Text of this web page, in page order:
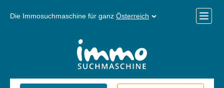
Die Immosuchmaschine für ganz Österreich
Menü